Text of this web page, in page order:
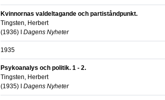
Kvinnornas valdeltagande och partiståndpunkt.
Tingsten, Herbert
(1936) I Dagens Nyheter
1935
Psykoanalys och politik. 1 - 2.
Tingsten, Herbert
(1935) I Dagens Nyheter